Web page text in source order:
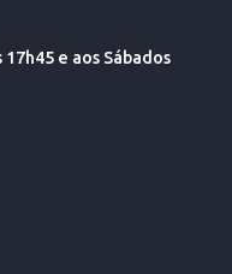
e aos Sábados